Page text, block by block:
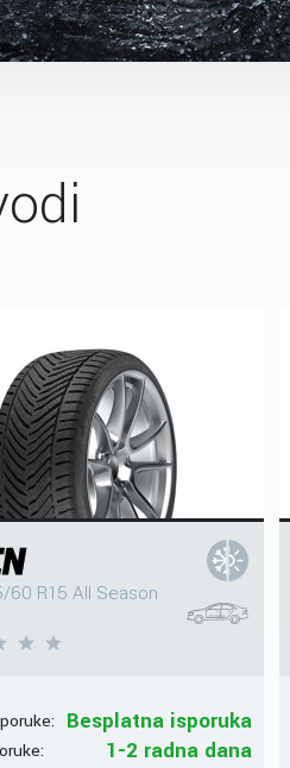
60 R15 All Season
Besplatna isporuka
1-2 radna dana